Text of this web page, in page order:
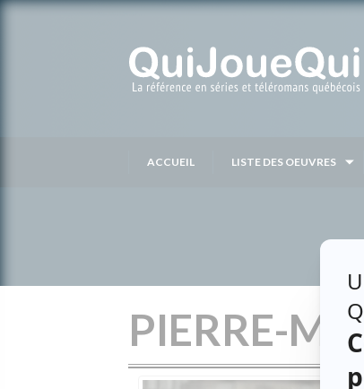
ACCUEIL LISTE DES OEUVRES
PIERRE-